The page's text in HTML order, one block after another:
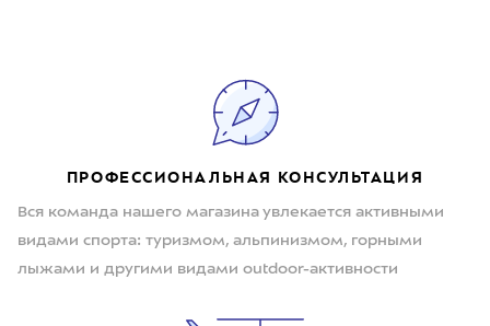
ПРОФЕССИОНАЛЬНАЯ КОНСУЛЬТАЦИЯ
Вся команда нашего магазина увлекается активными
видами спорта: туризмом, альпинизмом, горными
лыжами и другими видами outdoor-активности